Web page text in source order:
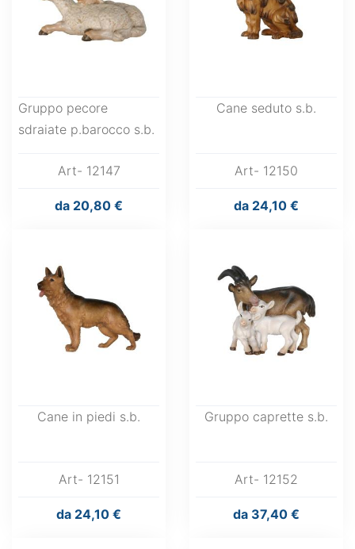
Gruppo pecore
sdraiate p.barocco s.b.
Art- 12147
da 20,80 €
Cane seduto s.b.
Art- 12150
da 24,10 €
Cane in piedi s.b.
Art- 12151
da 24,10 €
Gruppo caprette s.b.
Art- 12152
da 37,40 €